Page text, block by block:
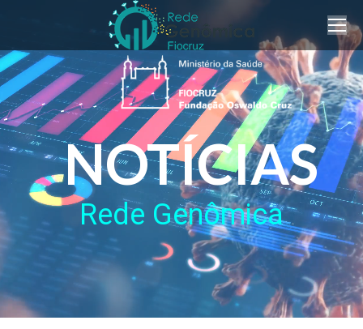
Rede Genômica
NOTÍCIAS